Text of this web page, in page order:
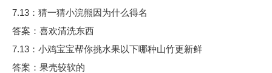
7.13：猜一猜小浣熊因为什么得名
答案：喜欢清洗东西
7.13：小鸡宝宝帮你挑水果以下哪种山竹更新鲜
答案：果壳较软的